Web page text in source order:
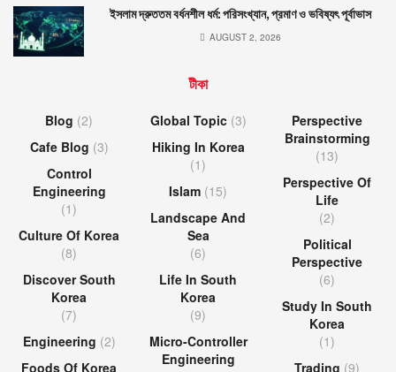
ইসলাম দ্রুততম বর্ধনশীল ধর্ম: পরিসংখ্যান, প্রমাণ ও ভবিষ্যৎ পূর্বাভাস
AUGUST 2, 2026
টীকা
Blog (2)
Cafe Blog (3)
Control
Engineering
(1)
Culture Of Korea
(8)
Discover South
Korea
(7)
Engineering (2)
Foods Of Korea
Global Topic(3)
Hiking In Korea
(1)
Islam (15)
Landscape And
Sea
(6)
Life In South
Korea
(9)
Micro-Controller
Engineering
Perspective
Brainstorming
(13)
Perspective Of
Life
(2)
Political
Perspective
(6)
Study In South
Korea
(1)
Trading (9)